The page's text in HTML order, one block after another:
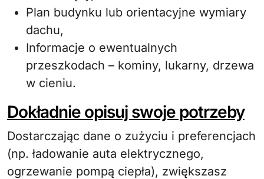
Plan budynku lub orientacyjne wymiary
dachu,
Informacje o ewentualnych
przeszkodach – kominy, lukarny, drzewa
w cieniu.
Dokładnie opisuj swoje potrzeby
Dostarczając dane o zużyciu i preferencjach
(np. ładowanie auta elektrycznego,
ogrzewanie pompą ciepła), zwiększasz